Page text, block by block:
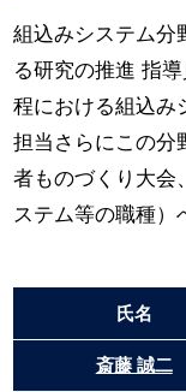
組込みシステム分
る研究の推進 指
程における組込み
担当さらにこの分
者ものづくり大会
ステム等の職種）
氏名
斎藤 誠二